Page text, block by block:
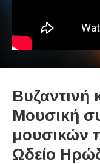
Βυζαντινή
Μουσική
μουσικών
Ωδείο